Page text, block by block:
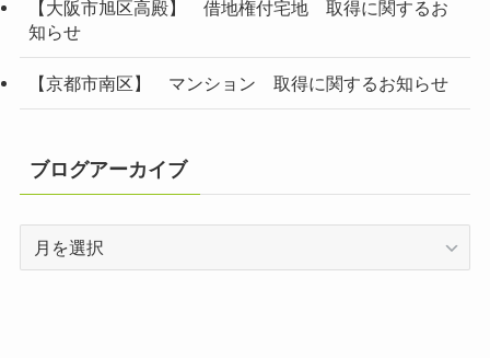
【大阪市旭区高殿】 借地権付宅地 取得に関するお
知らせ
【京都市南区】 マンション 取得に関するお知らせ
ブログアーカイブ